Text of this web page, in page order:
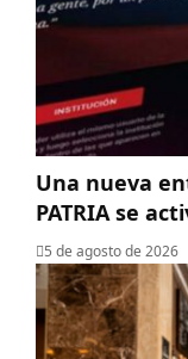
Una nueva
PATRIA se
5 de agosto de 2026